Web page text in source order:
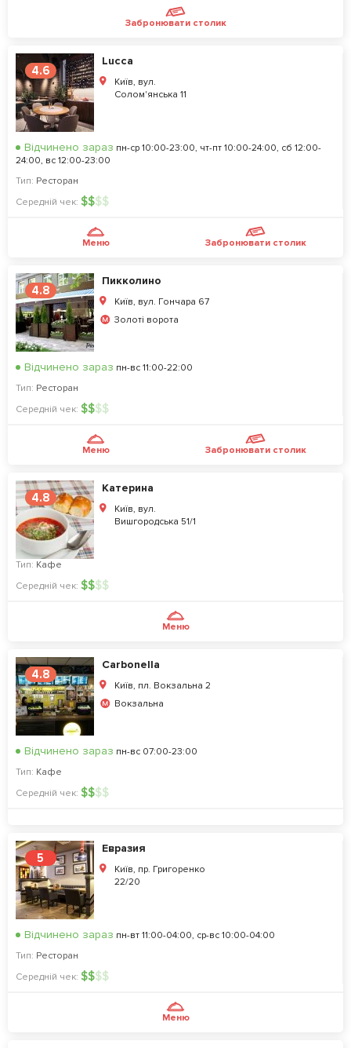
Забронювати столик
4.6
Lucca
Київ, вул.
Солом'янська 11
Відчинено зараз пн-ср 10:00-23:00, чт-пт 10:00-24:00, сб 12:00-
24:00, вс 12:00-23:00
Тип: Ресторан
Середній чек: $$$$
Меню Забронювати столик
4.8
Пикколино
Київ, вул. Гончара 67
Золоті ворота
Відчинено зараз пн-вс 11:00-22:00
Тип: Ресторан
Середній чек: $$$$
Меню Забронювати столик
4.8
Катерина
Київ, вул.
Вишгородська 51/1
Тип: Кафе
Середній чек: $$$$
Меню
4.8
Carbonella
Київ, пл. Вокзальна 2
Вокзальна
Відчинено зараз пн-вс 07:00-23:00
Тип: Кафе
Середній чек: $$$$
5
Евразия
Київ, пр. Григоренко
22/20
Відчинено зараз пн-вт 11:00-04:00, ср-вс 10:00-04:00
Тип: Ресторан
Середній чек: $$$$
Меню